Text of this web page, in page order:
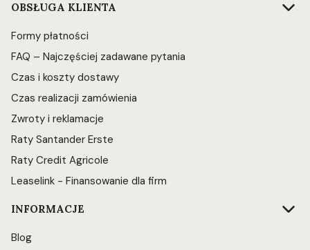
OBSŁUGA KLIENTA
Formy płatności
FAQ – Najczęściej zadawane pytania
Czas i koszty dostawy
Czas realizacji zamówienia
Zwroty i reklamacje
Raty Santander Erste
Raty Credit Agricole
Leaselink - Finansowanie dla firm
INFORMACJE
Blog